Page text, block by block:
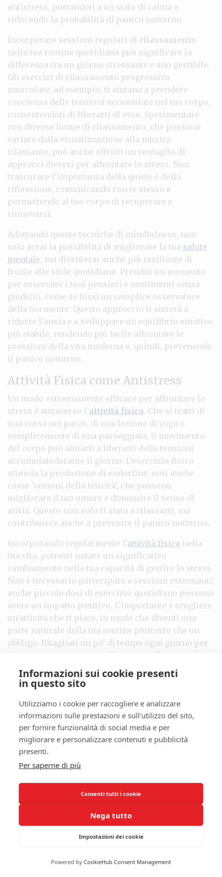
antistress, portandoti a un stato di calma e
riducendo la probabilità di panico notturno.
Incorporare sessioni regolari di rilassamento
nella tua routine quotidiana può significare la
differenza tra un giorno stressante e uno gestibile.
Gli esercizi di rilassamento progressivo
muscolare, ad esempio, ti aiutano a prendere
coscienza delle tensioni accumulate nel tuo corpo,
consentendoti di liberarti di esse. Sperimentare
con diverse forme di rilassamento, che possono
variare dalla visualizzazione alla musica
rilassante, può anche offrirti un ventaglio di
approcci diversi per affrontare lo stress. Non
trascurare l’importanza della quiete e della
riflessione, comunicando con te stesso e
permettendo al tuo corpo di recuperare e
rinnovarsi.
Adottando queste tecniche di mindfulness, non
solo avrai la possibilità di migliorare la tua salute
mentale, ma diventerai anche più resiliente di
fronte alle sfide quotidiane. Prenditi un momento
per osservare i tuoi pensieri e sentimenti senza
giudizio, come se fossi un semplice osservatore
della tua mente. Questo approccio ti aiuterà a
ridurre l’ansia e a sviluppare un equilibrio emotivo
più stabile, rendendo più facile affrontare le
pressioni della vita moderna e, quindi, prevenendo
il panico notturno.
Attività Fisica come Antistress
Un modo estremamente efficace per affrontare lo
stress è attraverso l’attività fisica. Che si tratti di
una corsa nel parco, di una lezione di yoga o
semplicemente di una passeggiata, il movimento
del corpo può aiutarti a liberarti delle tensioni
accumulatedurante il giorno. L’esercizio fisico
stimola la produzione di endorfine, noti anche
come ‘ormoni della felicità’, che possono
migliorare il tuo umore e diminuire il senso di
ansia. Questo non solo ti aiuta a rilassarti, ma
contribuisce anche a prevenire il panico notturno.
Incorporando regolarmente l’attività fisica nella
tua vita, potresti notare un significativo
cambiamento nella tua capacità di gestire lo stress.
Non è necessario partecipare a sessioni estenuanti;
anche piccole dosi di esercizio quotidiano possono
avere un impatto positivo. L’importante è scegliere
un’attività che ti piace, in modo che diventi una
parte naturale della tua routine piuttosto che un
obbligo. Ritagliati un po’ di tempo ogni giorno per
muoverti e osserva come il tuo stato d’animo e la
tua capacità di affrontare situazioni stressanti
migliorano notevolmente.
Infine, ricorda che l’attività fisica non è solo un
modo per alleviare lo stress; aiuta anche a
mantenere il tuo corpo sano e a migliorare la
qualità del sonno. Un corpo in movimento è un
corpo che può combattere meglio le avversità
emozionali. Prova a stabilire una routine che
corpo: si tratta di trovare un equilibrio che funzioni
Approcci Cognitivo-
Comportamentali
attraverso gliapprocci cognitivo-
Informazioni sui cookie presenti
in questo sito
Utilizziamo i cookie per raccogliere e analizzare
informazioni sulle prestazioni e sull'utilizzo del sito,
per fornire funzionalità di social media e per
migliorare e personalizzare contenuti e pubblicità
presenti.
Per saperne di più
Consenti tutti i cookie
Nega tutto
Impostazioni dei cookie
Powered by CookieHub Consent Management